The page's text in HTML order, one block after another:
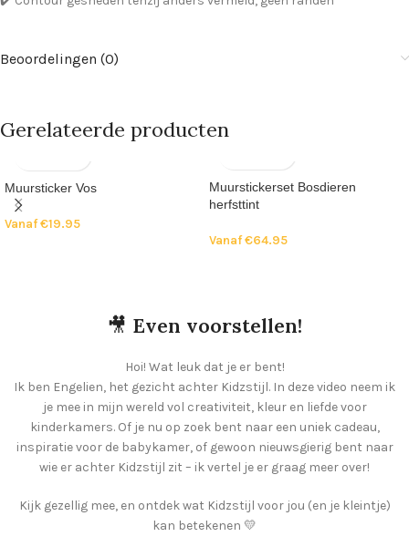
Beoordelingen (0)
Gerelateerde producten
Muursticker Vos
Vanaf€19.95
Muurstickerset Bosdieren
herfsttint
Vanaf€64.95
🎥 Even voorstellen!
Hoi! Wat leuk dat je er bent!
Ik ben Engelien, het gezicht achter Kidzstijl. In deze video neem ik
je mee in mijn wereld vol creativiteit, kleur en liefde voor
kinderkamers. Of je nu op zoek bent naar een uniek cadeau,
inspiratie voor de babykamer, of gewoon nieuwsgierig bent naar
wie er achter Kidzstijl zit – ik vertel je er graag meer over!
Kijk gezellig mee, en ontdek wat Kidzstijl voor jou (en je kleintje)
kan betekenen 💛